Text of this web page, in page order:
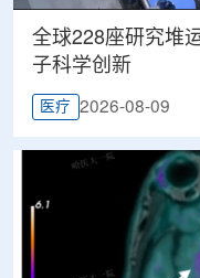
全球228座研究堆
子科学创新
医疗 2026-08-09